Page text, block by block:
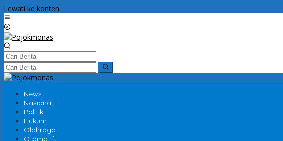
Lewati ke konten
News
Nasional
Politik
Hukum
Olahraga
Otomatif